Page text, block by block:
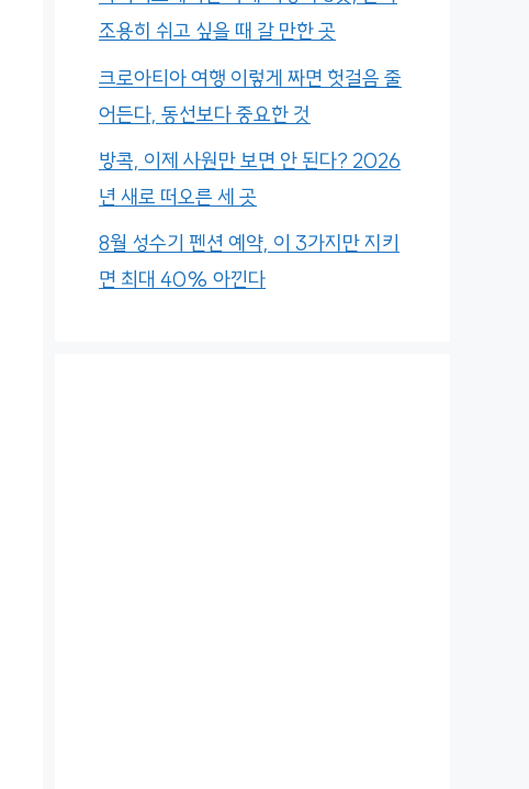
조용히 쉬고 싶을 때 갈 만한 곳
크로아티아 여행 이렇게 짜면 헛걸음 줄
어든다, 동선보다 중요한 것
방콕, 이제 사원만 보면 안 된다? 2026
년 새로 떠오른 세 곳
8월 성수기 펜션 예약, 이 3가지만 지키
면 최대 40% 아낀다